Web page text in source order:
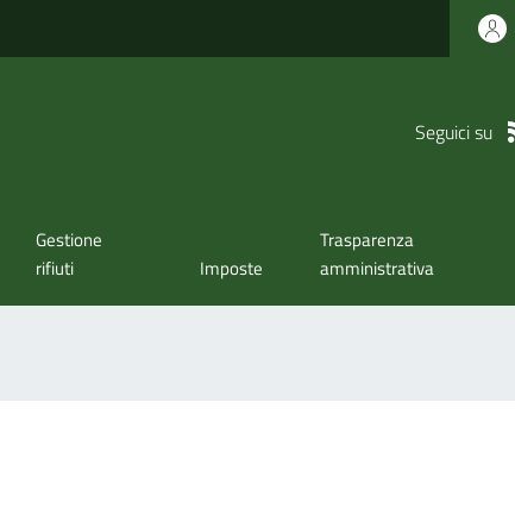
Seguici su
Gestione
rifiuti
Imposte
Trasparenza
amministrativa